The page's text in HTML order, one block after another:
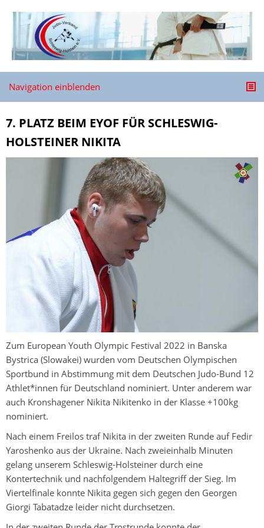
Navigation einblenden
7. PLATZ BEIM EYOF FÜR SCHLESWIG-
HOLSTEINER NIKITA
Zum European Youth Olympic Festival 2022 in Banska
Bystrica (Slowakei) wurden vom Deutschen Olympischen
Sportbund in Abstimmung mit dem Deutschen Judo-Bund 12
Athlet*innen für Deutschland nominiert. Unter anderem war
auch Kronshagener Nikita Nikitenko in der Klasse +100kg
nominiert.
Nach einem Freilos traf Nikita in der zweiten Runde auf Fedir
Yaroshenko aus der Ukraine. Nach zweieinhalb Minuten
gelang unserem Schleswig-Holsteiner durch eine
Kontertechnik und nachfolgendem Haltegriff der Sieg. Im
Viertelfinale konnte Nikita gegen sich gegen den Georgen
Giorgi Tabatadze leider nicht durchsetzen.